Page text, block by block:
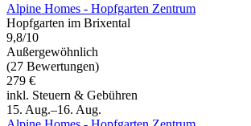
Alpine Homes - Hopfgarten Zentrum
Hopfgarten im Brixental
9,8/10
Außergewöhnlich
(27 Bewertungen)
279 €
inkl. Steuern & Gebühren
15. Aug.–16. Aug.